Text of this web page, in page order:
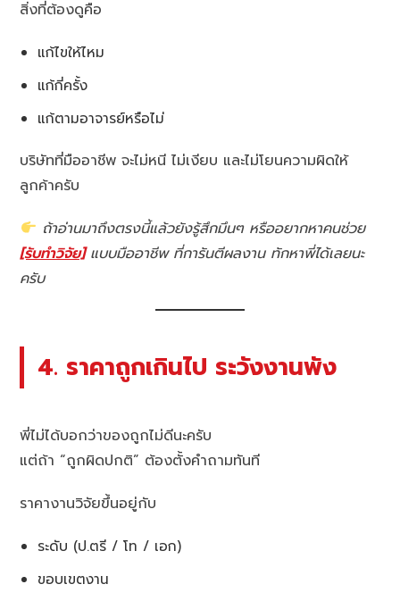
สิ่งที่ต้องดูคือ
แก้ไขให้ไหม
แก้กี่ครั้ง
แก้ตามอาจารย์หรือไม่
บริษัทที่มืออาชีพ จะไม่หนี ไม่เงียบ และไม่โยนความผิดให้
ลูกค้าครับ
ถ้าอ่านมาถึงตรงนี้แล้วยังรู้สึกมึนๆ หรืออยากหาคนช่วย
[รับทำวิจัย]แบบมืออาชีพ ที่การันตีผลงาน ทักหาพี่ได้เลยนะ
ครับ
4. ราคาถูกเกินไป ระวังงานพัง
พี่ไม่ได้บอกว่าของถูกไม่ดีนะครับ
แต่ถ้า “ถูกผิดปกติ” ต้องตั้งคำถามทันที
ราคางานวิจัยขึ้นอยู่กับ
ระดับ (ป.ตรี / โท / เอก)
ขอบเขตงาน